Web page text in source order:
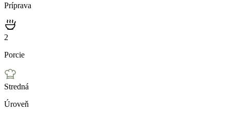
Príprava
2
Porcie
Stredná
Úroveň